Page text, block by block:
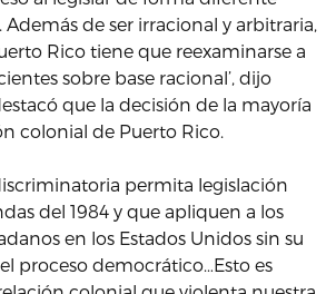
Además de ser irracional y arbitraria,
Rico tiene que reexaminarse a
sobre base racional’, dijo
que la decisión de la mayoría
colonial de Puerto Rico.
permita legislación
del 1984 y que apliquen a los
en los Estados Unidos sin su
proceso democrático…Esto es